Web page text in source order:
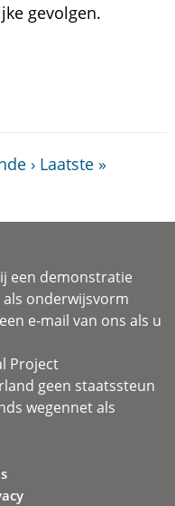
gevolgen.
› Laatste »
een demonstratie
onderwijsvorm
e-mail van ons als u
Project
geen staatssteun
wegennet als